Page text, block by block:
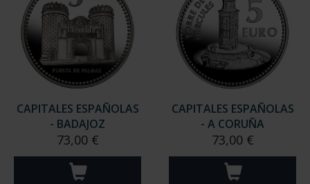
CAPITALES ESPAÑOLAS
- BADAJOZ
73,00 €
CAPITALES ESPAÑOLAS
- A CORUÑA
73,00 €